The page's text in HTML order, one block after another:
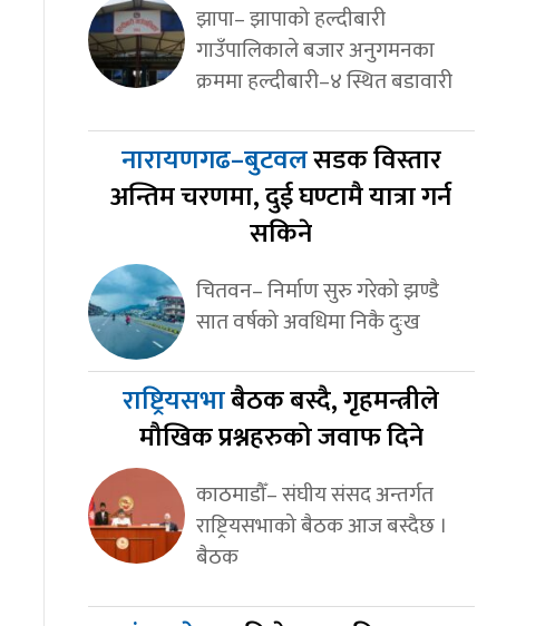
झापा– झापाको हल्दीबारी
गाउँपालिकाले बजार अनुगमनका
क्रममा हल्दीबारी–४ स्थित बडावारी
नारायणगढ–बुटवलसडक विस्तार
अन्तिम चरणमा, दुई घण्टामै यात्रा गर्न
सकिने
चितवन– निर्माण सुरु गरेको झण्डै
सात वर्षको अवधिमा निकै दुःख
राष्ट्रियसभाबैठक बस्दै, गृहमन्त्रीले
मौखिक प्रश्नहरुको जवाफ दिने
काठमाडौँ– संघीय संसद अन्तर्गत
राष्ट्रियसभाको बैठक आज बस्दैछ ।
बैठक